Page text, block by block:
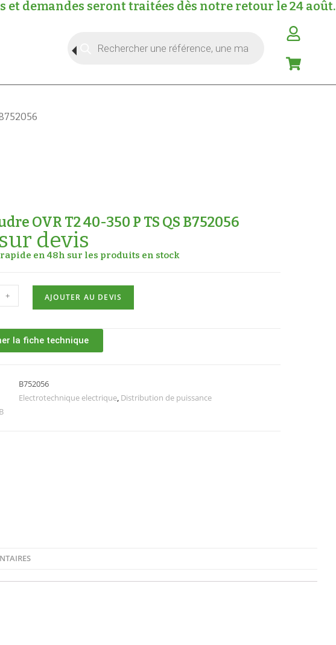
et demandes seront traitées dès notre retour le 24 août.
OVR T2 40-350 P TS QS B752056
devis
en 48h sur les produits en stock
+ AJOUTER AU DEVIS
la fiche technique
B752056
Electrotechnique electrique, Distribution de puissance